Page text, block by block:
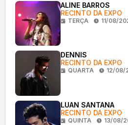
ALINE BARROS
RECINTO DA EXPO
TERÇA 11/08/
DENNIS
RECINTO DA EXPO
QUARTA 12/08/
LUAN SANTANA
RECINTO DA EXPO
QUINTA 13/08/